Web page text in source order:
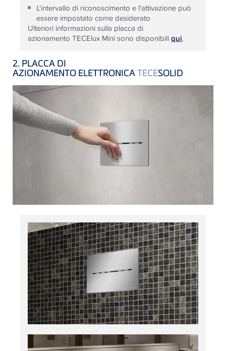
L'intervallo di riconoscimento e l'attivazione può
essere impostato come desiderato
Ulteriori informazioni sulla placca di
azionamento TECElux Mini sono disponibiliqui.
2. PLACCA DI
AZIONAMENTO ELETTRONICATECESOLID